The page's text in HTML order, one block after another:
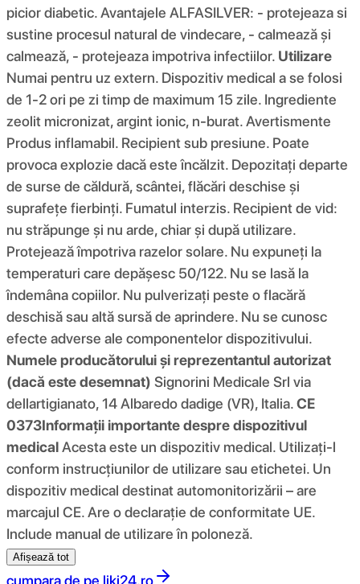
picior diabetic. Avantajele ALFASILVER: - protejeaza si
sustine procesul natural de vindecare, - calmează și
calmează, - protejeaza impotriva infectiilor. Utilizare
Numai pentru uz extern. Dispozitiv medical a se folosi
de 1-2 ori pe zi timp de maximum 15 zile. Ingrediente
zeolit ​​micronizat, argint ionic, n-burat. Avertismente
Produs inflamabil. Recipient sub presiune. Poate
provoca explozie dacă este încălzit. Depozitați departe
de surse de căldură, scântei, flăcări deschise și
suprafețe fierbinți. Fumatul interzis. Recipient de vid:
nu străpunge și nu arde, chiar și după utilizare.
Protejează împotriva razelor solare. Nu expuneți la
temperaturi care depășesc 50/122. Nu se lasă la
îndemâna copiilor. Nu pulverizați peste o flacără
deschisă sau altă sursă de aprindere. Nu se cunosc
efecte adverse ale componentelor dispozitivului.
Numele producătorului și reprezentantul autorizat
(dacă este desemnat) Signorini Medicale Srl via
dellartigianato, 14 Albaredo dadige (VR), Italia.CE
0373Informații importante despre dispozitivul
medicalAcesta este un dispozitiv medical. Utilizați-l
conform instrucțiunilor de utilizare sau etichetei. Un
dispozitiv medical destinat automonitorizării – are
marcajul CE. Are o declarație de conformitate UE.
Include manual de utilizare în poloneză.
Afișează tot
cumpara de pe liki24.ro